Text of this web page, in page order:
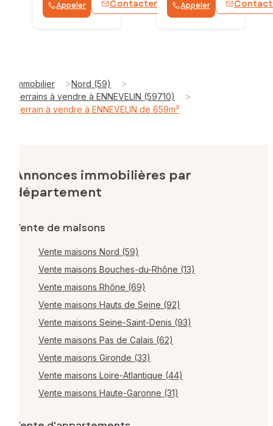
Appeler Contacter WhatsApp
Appeler
Immobilier >Nord (59) >
Terrains à vendre à ENNEVELIN (59710) >
Terrain à vendre à ENNEVELIN de 659m²
Annonces immobilières par
département
Vente de maisons
Vente maisons Nord (59)
Vente maisons Bouches-du-Rhône (13)
Vente maisons Rhône (69)
Vente maisons Hauts de Seine (92)
Vente maisons Seine-Saint-Denis (93)
Vente maisons Pas de Calais (62)
Vente maisons Gironde (33)
Vente maisons Loire-Atlantique (44)
Vente maisons Haute-Garonne (31)